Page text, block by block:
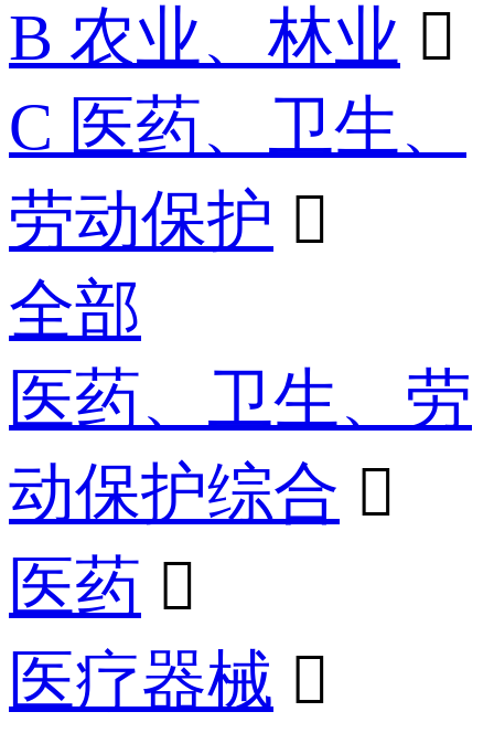
B 农业、林业 
C 医药、卫生、
劳动保护 
全部
医药、卫生、劳
动保护综合 
医药 
医疗器械 